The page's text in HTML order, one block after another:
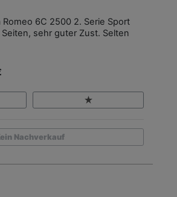
6C 2500 2. Serie Sport
sehr guter Zust. Selten
Nachverkauf